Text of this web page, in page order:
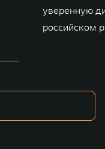
уверенную
российском